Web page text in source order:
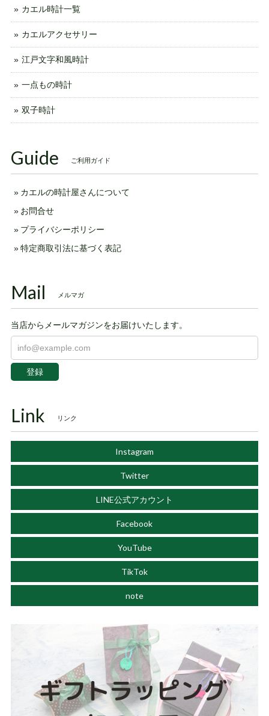
カエル時計一覧
カエルアクセサリー
江戸文字和風時計
一点もの時計
双子時計
Guide ご利用ガイド
カエルの時計屋さんについて
お問合せ
プライバシーポリシー
特定商取引法に基づく表記
Mail メルマガ
当店からメールマガジンをお届けいたします。
登録
Link リンク
Instagram
Twitter
LINE公式アカウント
Facebook
YouTube
TikTok
note